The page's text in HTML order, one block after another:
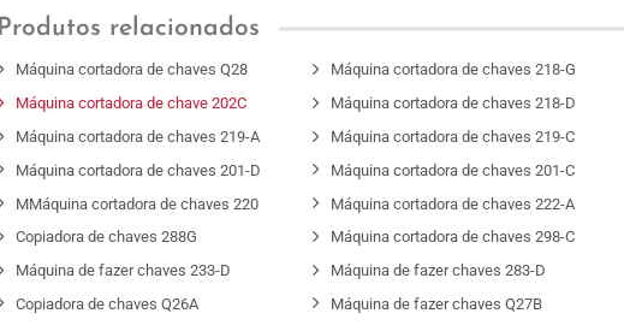
Produtos relacionados
Máquina cortadora de chaves Q28 Máquina cortadora de chaves 218-G
Máquina cortadora de chave 202C
Máquina cortadora de chaves 218-D
Máquina cortadora de chaves 219-A
Máquina cortadora de chaves 219-C
Máquina cortadora de chaves 201-D
Máquina cortadora de chaves 201-C
MMáquina cortadora de chaves 220
Máquina cortadora de chaves 222-A
Copiadora de chaves 288G
Máquina cortadora de chaves 298-C
Máquina de fazer chaves 233-D
Máquina de fazer chaves 283-D
Copiadora de chaves Q26A
Máquina de fazer chaves Q27B